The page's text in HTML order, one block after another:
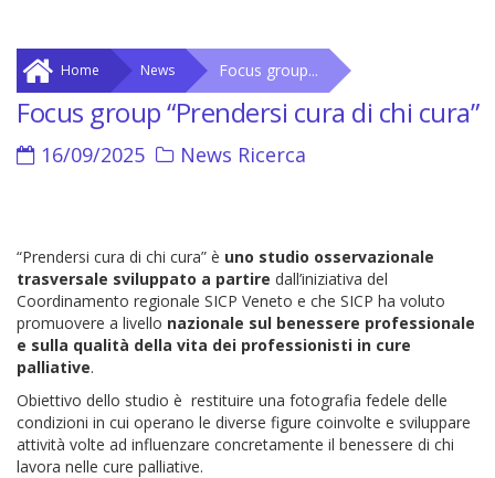
Home News Focus group...
Focus group “Prendersi cura di chi cura”
16/09/2025 News Ricerca
“Prendersi cura di chi cura” è uno studio osservazionale
trasversale sviluppato a partire dall’iniziativa del
Coordinamento regionale SICP Veneto e che SICP ha voluto
promuovere a livello nazionale sul benessere professionale
e sulla qualità della vita dei professionisti in cure
palliative.
Obiettivo dello studio è restituire una fotografia fedele delle
condizioni in cui operano le diverse figure coinvolte e sviluppare
attività volte ad influenzare concretamente il benessere di chi
lavora nelle cure palliative.